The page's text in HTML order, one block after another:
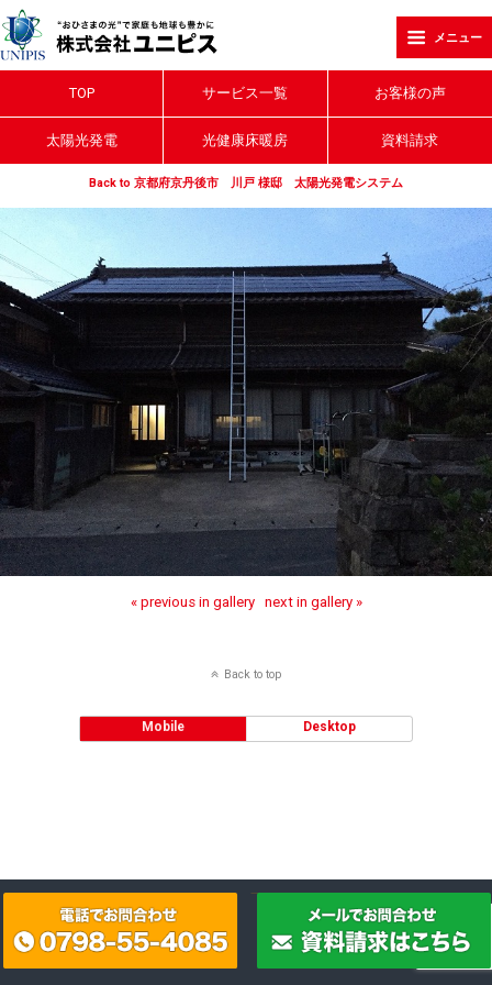
メニュー
TOP サービス一覧 お客様の声
太陽光発電 光健康床暖房 資料請求
Back to 京都府京丹後市 川戸 様邸 太陽光発電システム
« previous in gallery next in gallery »
Back to top
Mobile Desktop